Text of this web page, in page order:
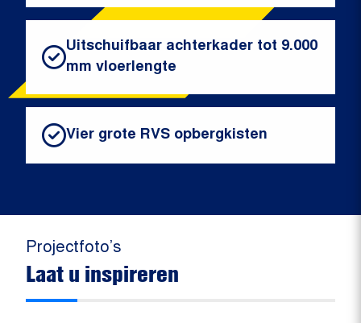
Uitschuifbaar achterkader tot 9.000
mm vloerlengte
Vier grote RVS opbergkisten
Projectfoto’s
Laat u inspireren